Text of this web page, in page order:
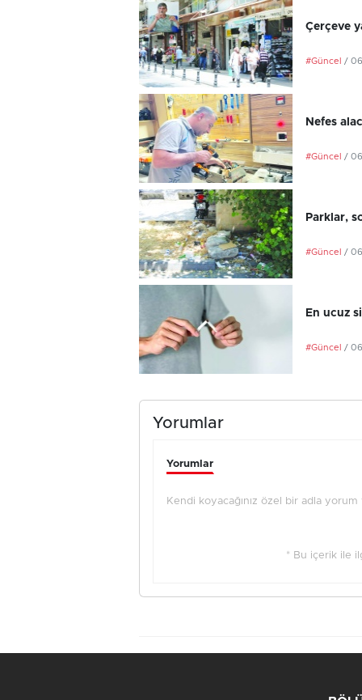
Çerçeve
#Güncel /
Nefes
#Güncel /
Parklar,
#Güncel /
En ucuz
#Güncel /
Yorumlar
Yorumlar
Kendi koyacağınız özel bir adla
* Bu içerik ile